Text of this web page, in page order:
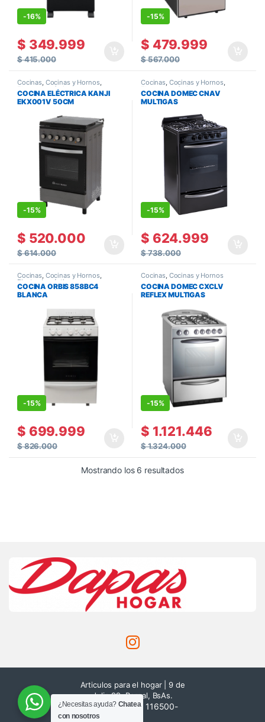
-16%
$ 349.999
$415.000
-15%
$ 479.999
$567.000
Cocinas Cocinas y Hornos,
Electrodomésticos
COCINA ELÉCTRICA KANJI
EKX001V 50CM
-15%
$ 520.000
$614.000
Cocinas Cocinas y Hornos,
Electrodomésticos
COCINA DOMEC CNAV
MULTIGAS
-15%
$ 624.999
$738.000
Cocinas, Cocinas y Hornos,
Electrodomésticos
COCINA ORBIS 858BC4
BLANCA
-15%
$ 699.999
$826.000
Cocinas, Cocinas y Hornos
COCINA DOMEC CXCLV
REFLEX MULTIGAS
-15%
$ 1.121.446
$1.324.000
Mostrando los 6 resultados
Articulos para el hogar | 9 de
Julio 99, Bernal, BsAs.
116514-8416 / 116500-
¿Necesitas ayuda? Chatea
con nosotros